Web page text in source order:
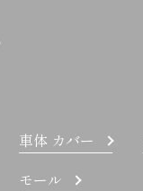
車体 カバー
モール